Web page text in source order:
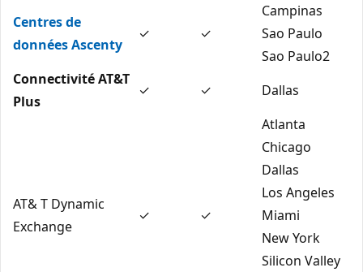
Centres de
données Ascenty
✓ ✓
Campinas
Sao Paulo
Sao Paulo2
Connectivité AT&T
Plus
✓ ✓ Dallas
AT& T Dynamic
Exchange
✓ ✓
Atlanta
Chicago
Dallas
Los Angeles
Miami
New York
Silicon Valley